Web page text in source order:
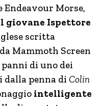
Endeavour Morse,
giovane Ispettore
scritta
Mammoth Screen
panni di uno dei
penna di Colin
intelligente